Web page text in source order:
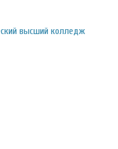
высший колледж